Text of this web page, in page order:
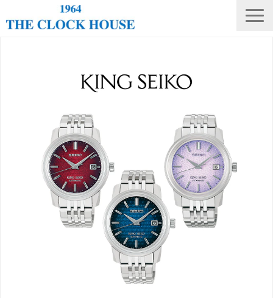
THE CLOCK HOUSE オリジナルウォッチ
オンラインストア
店舗リスト